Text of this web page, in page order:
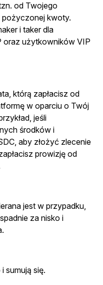
od Twojego
kwoty.
i taker dla
oraz użytkowników VIP
którą zapłacisz od
w oparciu o Twój
jeśli
środków i
aby złożyć zlecenie
prowizję od
jest w przypadku,
za nisko i
sumują się.